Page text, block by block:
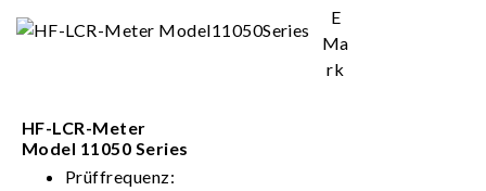
HF-LCR-Meter
Model 11050 Series
Prüffrequenz: